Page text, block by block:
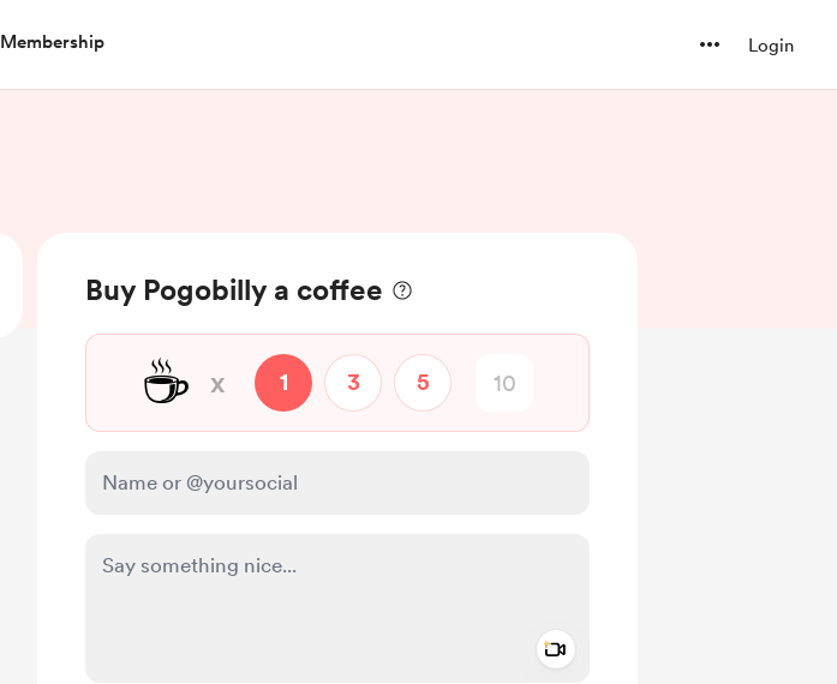
Membership Login
Buy Pogobilly a coffee
☕ x 1 3 5